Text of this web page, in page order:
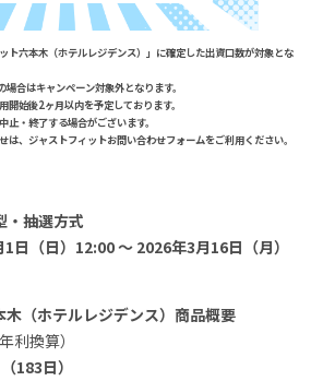
ト六本木（ホテルレジデンス）」に確定した出資口数が対象とな
合はキャンペーン対象外となります。
始後2ヶ月以内を予定しております。
・終了する場合がございます。
は、ジャストフィットお問い合わせフォームをご利用ください。
・抽選方式
日（日）12:00 ～ 2026年3月16日（月）
（ホテルレジデンス）商品概要
年利換算）
183日）